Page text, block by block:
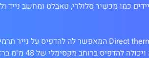
כמו מכשיר סלולרי, טאבלט ומחשב נייד